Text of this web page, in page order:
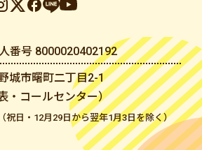
番号 8000020402192
城市曙町二丁目2-1
・コールセンター）
祝日・12月29日から翌年1月3日を除く）